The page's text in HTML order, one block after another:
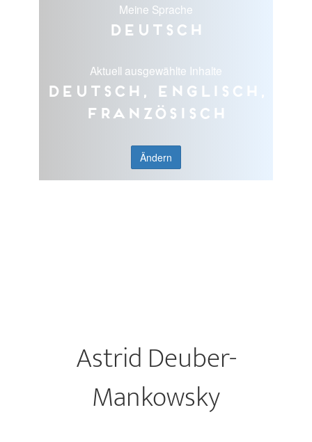
Meine Sprache
Deutsch
Aktuell ausgewählte Inhalte
Deutsch, Englisch,
Französisch
Ändern
Astrid Deuber-
Mankowsky